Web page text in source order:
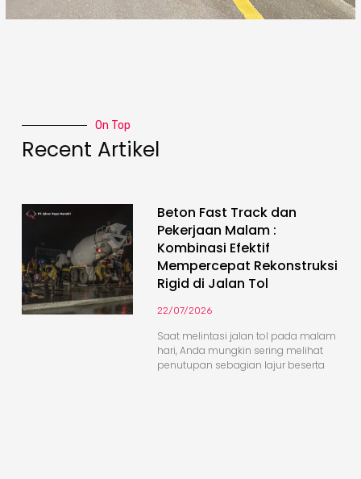
On Top
Recent Artikel
Beton Fast Track dan
Pekerjaan Malam :
Kombinasi Efektif
Mempercepat Rekonstruksi
Rigid di Jalan Tol
22/07/2026
Saat melintasi jalan tol pada malam
hari, Anda mungkin sering melihat
penutupan sebagian lajur beserta